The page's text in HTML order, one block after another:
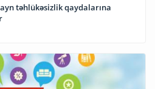
təhlükəsizlik qaydalarına